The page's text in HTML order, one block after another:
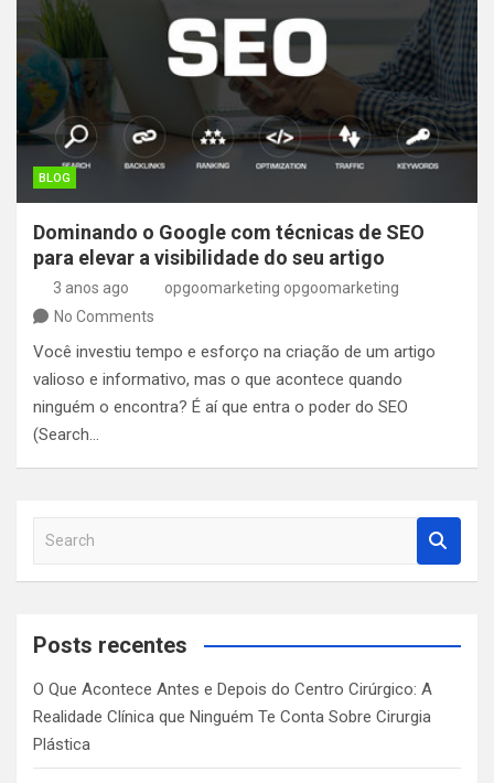
BLOG
Dominando o Google com técnicas de SEO
para elevar a visibilidade do seu artigo
3 anos ago
opgoomarketing opgoomarketing
No Comments
Você investiu tempo e esforço na criação de um artigo
valioso e informativo, mas o que acontece quando
ninguém o encontra? É aí que entra o poder do SEO
(Search…
a
c
Posts recentes
O Que Acontece Antes e Depois do Centro Cirúrgico: A
Realidade Clínica que Ninguém Te Conta Sobre Cirurgia
Plástica